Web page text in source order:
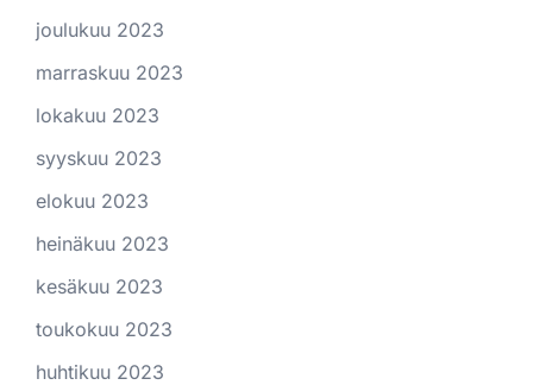
joulukuu 2023
marraskuu 2023
lokakuu 2023
syyskuu 2023
elokuu 2023
heinäkuu 2023
kesäkuu 2023
toukokuu 2023
huhtikuu 2023